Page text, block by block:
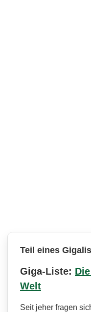
Teil eines
Giga-Liste:
Welt
Seit jeher fragen